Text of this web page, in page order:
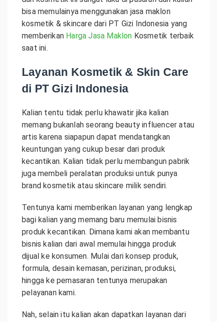
bisa memulainya menggunakan jasa maklon
kosmetik & skincare dari PT Gizi Indonesia yang
memberikan Harga Jasa Maklon Kosmetik terbaik
saat ini.
Layanan Kosmetik & Skin Care
di PT Gizi Indonesia
Kalian tentu tidak perlu khawatir jika kalian
memang bukanlah seorang beauty influencer atau
artis karena siapapun dapat mendatangkan
keuntungan yang cukup besar dari produk
kecantikan. Kalian tidak perlu membangun pabrik
juga membeli peralatan produksi untuk punya
brand kosmetik atau skincare milik sendiri.
Tentunya kami memberikan layanan yang lengkap
bagi kalian yang memang baru memulai bisnis
produk kecantikan. Dimana kami akan membantu
bisnis kalian dari awal memulai hingga produk
dijual ke konsumen. Mulai dari konsep produk,
formula, desain kemasan, perizinan, produksi,
hingga ke pemasaran tentunya merupakan
pelayanan kami.
Nah, selain itu kalian akan dapatkan layanan dari